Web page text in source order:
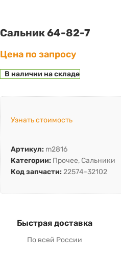
Сальник 64-82-7
Цена по запросу
В наличии на складе
Узнать стоимость
Артикул: m2816
Категории: Прочее, Сальники
Код запчасти: 22574-32102
Быстрая доставка
По всей России